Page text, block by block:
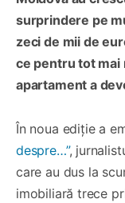
surprindere pe
zeci de mii de
ce pentru tot mai
apartament a
În noua ediție a
despre…”,
care au dus la
imobiliară trece